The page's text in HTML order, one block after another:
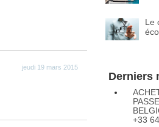
jeudi 19 mars 2015
Le
Derniers
+33